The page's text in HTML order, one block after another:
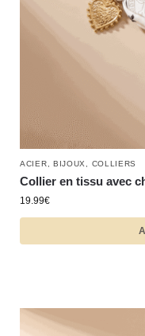
ACIER, BIJOUX, COLLIERS
Collier en tissu avec
19.99€